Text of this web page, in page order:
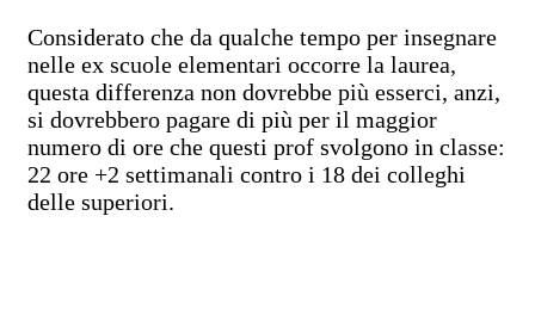
Considerato che da qualche tempo per insegnare
nelle ex scuole elementari occorre la laurea,
questa differenza non dovrebbe più esserci, anzi,
si dovrebbero pagare di più per il maggior
numero di ore che questi prof svolgono in classe:
22 ore +2 settimanali contro i 18 dei colleghi
delle superiori.